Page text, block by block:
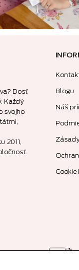
Dosť
Každý
svojho
2011,
Blogu
Náš
Cookie